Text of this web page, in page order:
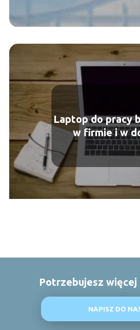
Laptop do pracy
w firmie i w
Potrzebujesz więcej
NAPISZ DO